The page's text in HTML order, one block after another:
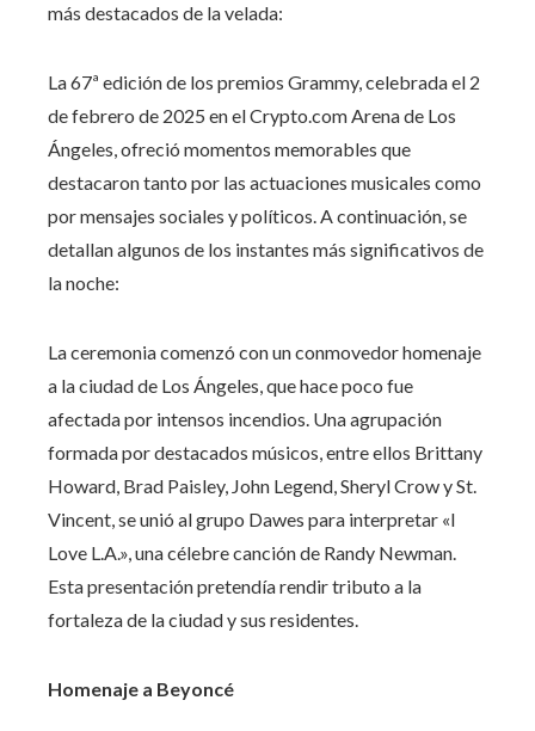
más destacados de la velada:
La 67ª edición de los premios Grammy, celebrada el 2
de febrero de 2025 en el Crypto.com Arena de Los
Ángeles, ofreció momentos memorables que
destacaron tanto por las actuaciones musicales como
por mensajes sociales y políticos. A continuación, se
detallan algunos de los instantes más significativos de
la noche:
La ceremonia comenzó con un conmovedor homenaje
a la ciudad de Los Ángeles, que hace poco fue
afectada por intensos incendios. Una agrupación
formada por destacados músicos, entre ellos Brittany
Howard, Brad Paisley, John Legend, Sheryl Crow y St.
Vincent, se unió al grupo Dawes para interpretar «I
Love L.A.», una célebre canción de Randy Newman.
Esta presentación pretendía rendir tributo a la
fortaleza de la ciudad y sus residentes.
Homenaje a Beyoncé